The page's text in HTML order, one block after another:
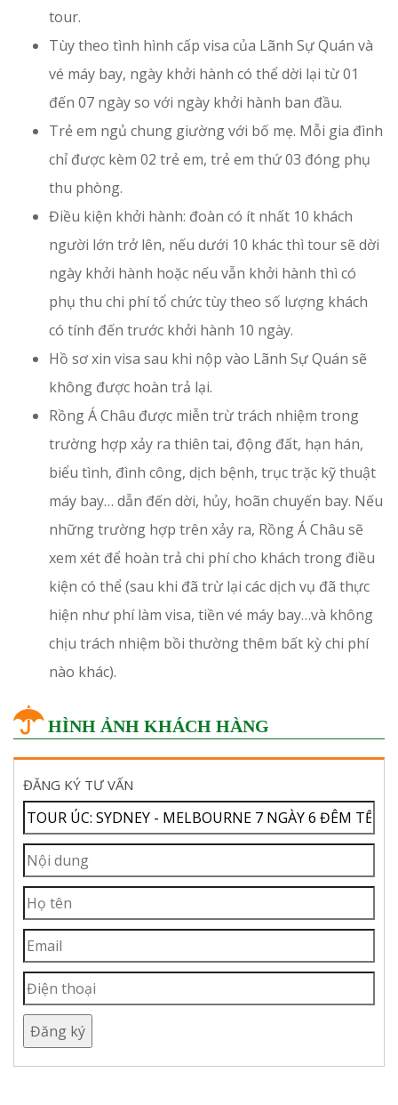
tour.
Tùy theo tình hình cấp visa của Lãnh Sự Quán và
vé máy bay, ngày khởi hành có thể dời lại từ 01
đến 07 ngày so với ngày khởi hành ban đầu.
Trẻ em ngủ chung giường với bố mẹ. Mỗi gia đình
chỉ được kèm 02 trẻ em, trẻ em thứ 03 đóng phụ
thu phòng.
Điều kiện khởi hành: đoàn có ít nhất 10 khách
người lớn trở lên, nếu dưới 10 khác thì tour sẽ dời
ngày khởi hành hoặc nếu vẫn khởi hành thì có
phụ thu chi phí tổ chức tùy theo số lượng khách
có tính đến trước khởi hành 10 ngày.
Hồ sơ xin visa sau khi nộp vào Lãnh Sự Quán sẽ
không được hoàn trả lại.
Rồng Á Châu được miễn trừ trách nhiệm trong
trường hợp xảy ra thiên tai, động đất, hạn hán,
biểu tình, đình công, dịch bệnh, trục trặc kỹ thuật
máy bay… dẫn đến dời, hủy, hoãn chuyến bay. Nếu
những trường hợp trên xảy ra, Rồng Á Châu sẽ
xem xét để hoàn trả chi phí cho khách trong điều
kiện có thể (sau khi đã trừ lại các dịch vụ đã thực
hiện như phí làm visa, tiền vé máy bay…và không
chịu trách nhiệm bồi thường thêm bất kỳ chi phí
nào khác).
HÌNH ẢNH KHÁCH HÀNG
ĐĂNG KÝ TƯ VẤN
Đăng ký